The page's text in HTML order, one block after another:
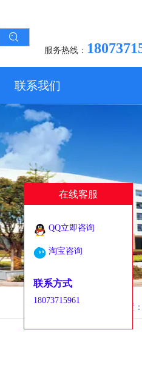
服务热线：
在线客服
QQ立即咨询
淘宝咨询
联系方式
18073715961
联系我们
当前位置